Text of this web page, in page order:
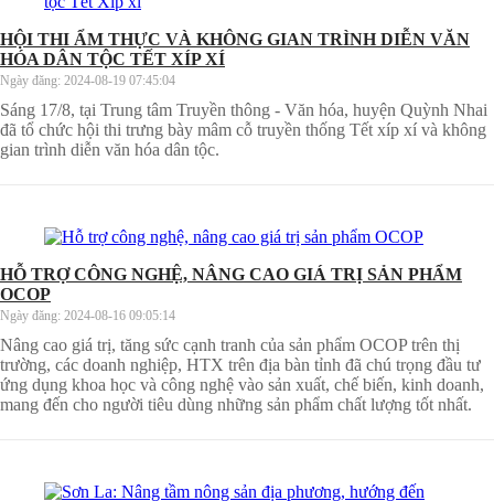
HỘI THI ẨM THỰC VÀ KHÔNG GIAN TRÌNH DIỄN VĂN
HÓA DÂN TỘC TẾT XÍP XÍ
Ngày đăng: 2024-08-19 07:45:04
Sáng 17/8, tại Trung tâm Truyền thông - Văn hóa, huyện Quỳnh Nhai
đã tổ chức hội thi trưng bày mâm cỗ truyền thống Tết xíp xí và không
gian trình diễn văn hóa dân tộc.
HỖ TRỢ CÔNG NGHỆ, NÂNG CAO GIÁ TRỊ SẢN PHẨM
OCOP
Ngày đăng: 2024-08-16 09:05:14
Nâng cao giá trị, tăng sức cạnh tranh của sản phẩm OCOP trên thị
trường, các doanh nghiệp, HTX trên địa bàn tỉnh đã chú trọng đầu tư
ứng dụng khoa học và công nghệ vào sản xuất, chế biến, kinh doanh,
mang đến cho người tiêu dùng những sản phẩm chất lượng tốt nhất.